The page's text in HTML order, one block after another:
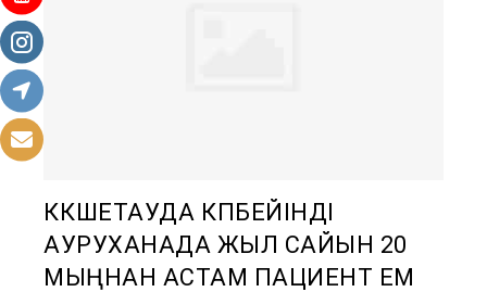
КӨКШЕТАУДА КӨПБЕЙІНДІ
АУРУХАНАДА ЖЫЛ САЙЫН 20
МЫҢНАН АСТАМ ПАЦИЕНТ ЕМ